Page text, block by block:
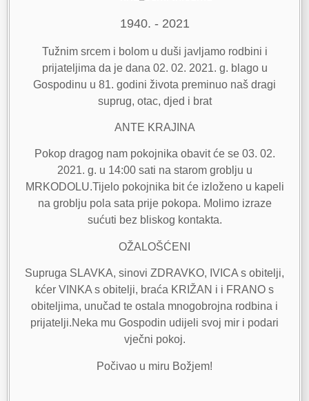
1940. - 2021
Tužnim srcem i bolom u duši javljamo rodbini i
prijateljima da je dana 02. 02. 2021. g. blago u
Gospodinu u 81. godini života preminuo naš dragi
suprug, otac, djed i brat
ANTE KRAJINA
Pokop dragog nam pokojnika obavit će se 03. 02.
2021. g. u 14:00 sati na starom groblju u
MRKODOLU.Tijelo pokojnika bit će izloženo u kapeli
na groblju pola sata prije pokopa. Molimo izraze
sućuti bez bliskog kontakta.
OŽALOŠĆENI
Supruga SLAVKA, sinovi ZDRAVKO, IVICA s obitelji,
kćer VINKA s obitelji, braća KRIŽAN i i FRANO s
obiteljima, unučad te ostala mnogobrojna rodbina i
prijatelji.Neka mu Gospodin udijeli svoj mir i podari
vječni pokoj.
Počivao u miru Božjem!